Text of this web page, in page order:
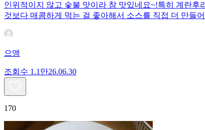
인위적이지 않고 숯불 맛이라 참 맛있네요~!특히 계란
것보다 매콤하게 먹는 걸 좋아해서 소스를 직접 더 만들
으앵
조회수 1.1만26.06.30
170